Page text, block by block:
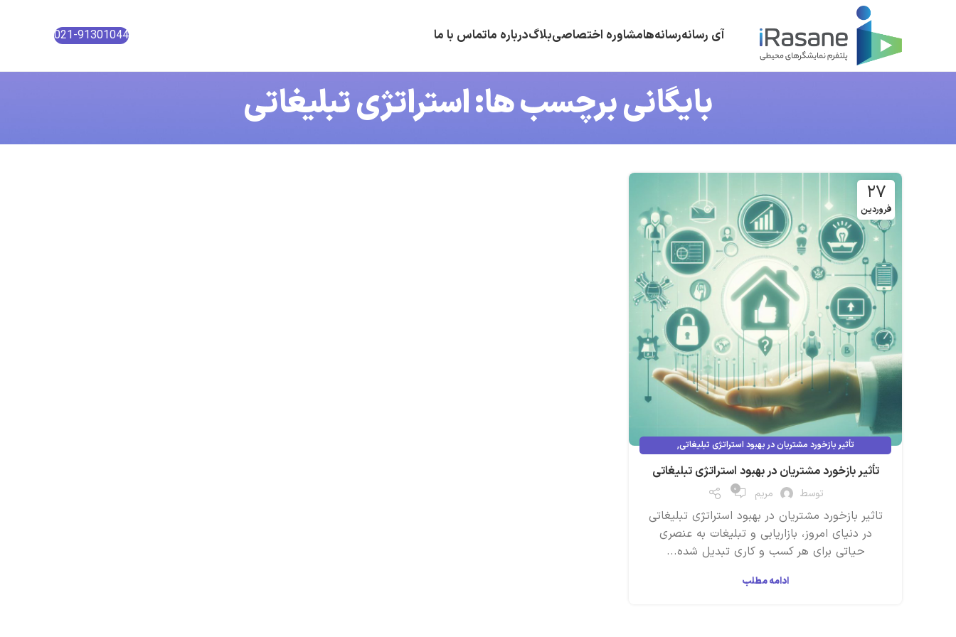
آی رسانهرسانه‌هامشاوره اختصاصیبلاگدرباره ماتماس با ما 021-91301044
بایگانی برچسب ها: استراتژی تبلیغاتی
۲۷
فروردین
تأثیر بازخورد مشتریان در بهبود استراتژی تبلیغاتی,
تبلیغات محیطی دیجیتال
تأثیر بازخورد مشتریان در بهبود استراتژی تبلیغاتی
توسط مریم ۰
تاثیر بازخورد مشتریان در بهبود استراتژی تبلیغاتی
در دنیای امروز، بازاریابی و تبلیغات به عنصری
حیاتی برای هر کسب و کاری تبدیل شده‌...
ادامه مطلب